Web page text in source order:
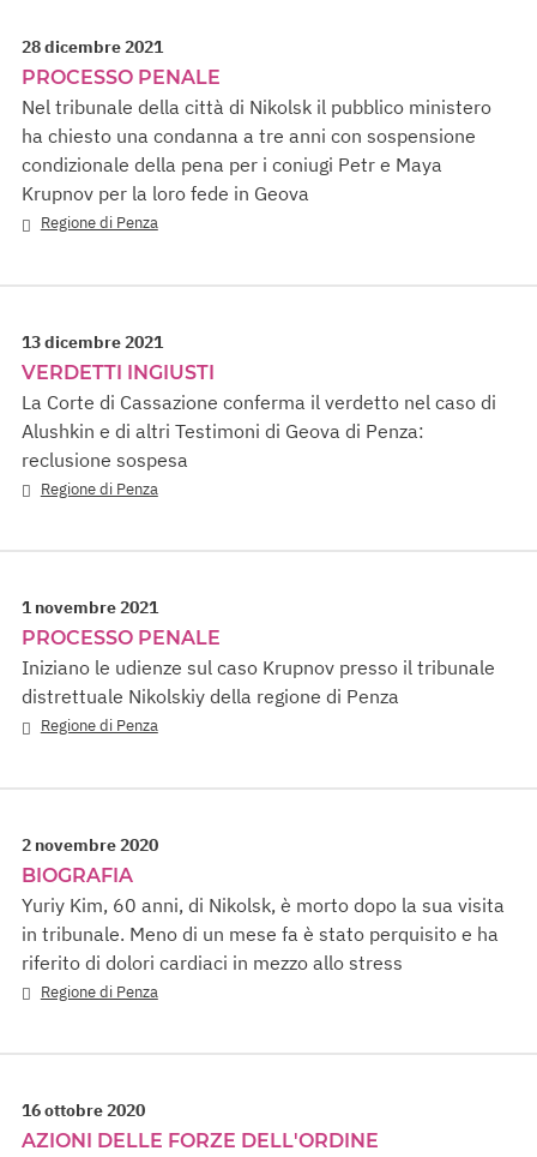
28 dicembre 2021
PROCESSO PENALE
Nel tribunale della città di Nikolsk il pubblico ministero
ha chiesto una condanna a tre anni con sospensione
condizionale della pena per i coniugi Petr e Maya
Krupnov per la loro fede in Geova
Regione di Penza
13 dicembre 2021
VERDETTI INGIUSTI
La Corte di Cassazione conferma il verdetto nel caso di
Alushkin e di altri Testimoni di Geova di Penza:
reclusione sospesa
Regione di Penza
1 novembre 2021
PROCESSO PENALE
Iniziano le udienze sul caso Krupnov presso il tribunale
distrettuale Nikolskiy della regione di Penza
Regione di Penza
2 novembre 2020
BIOGRAFIA
Yuriy Kim, 60 anni, di Nikolsk, è morto dopo la sua visita
in tribunale. Meno di un mese fa è stato perquisito e ha
riferito di dolori cardiaci in mezzo allo stress
Regione di Penza
16 ottobre 2020
AZIONI DELLE FORZE DELL'ORDINE